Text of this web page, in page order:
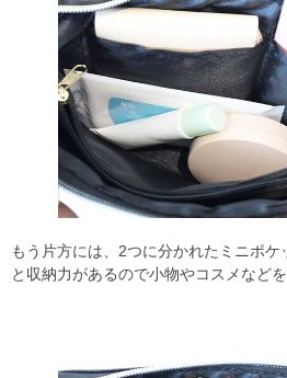
もう片方には、2つに分かれたミニポ
と収納力があるので小物やコスメなど